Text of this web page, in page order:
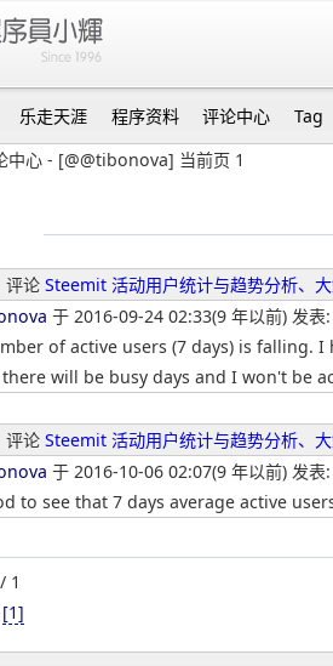
乐走天涯 程序资料 评论中心 Tag
中心 - [@@tibonova] 当前页 1
评论 Steemit 活动用户统计与趋势分析、
于 2016-09-24 02:33(9 年以前) 发表:
of active users (7 days) is falling.
will be busy days and I won't be
评论 Steemit 活动用户统计与趋势分析、
于 2016-10-06 02:07(9 年以前) 发表:
to see that 7 days average active
1
[1]